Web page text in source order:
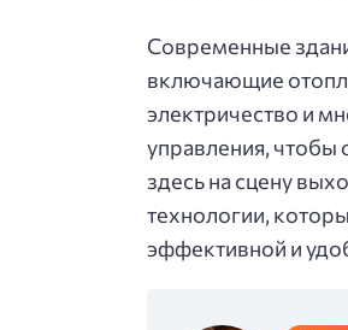
Современные
включающие
электричество и
управления, чтобы
здесь на сцену
технологии,
эффективной и